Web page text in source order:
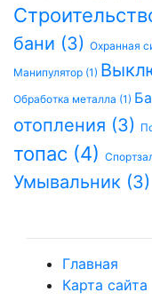
бани (3) Охранная
Манипулятор (1)
Обработка металла (1)
отопления (3)
топас (4)
Умывальник (3)
Главная
Карта сайта